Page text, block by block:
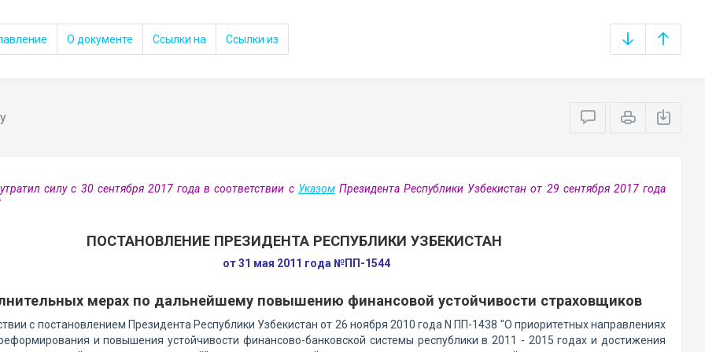
О документе Ссылки на Ссылки из
силу с 30 сентября 2017 года в соответствии с УказомПрезидента Республики Узбекистан от 29 сентября 2017 года
ПОСТАНОВЛЕНИЕ ПРЕЗИДЕНТА РЕСПУБЛИКИ УЗБЕКИСТАН
от 31 мая 2011 года №ПП-1544
мерах по дальнейшему повышению финансовой устойчивости страховщиков
с постановлением Президента Республики Узбекистан от 26 ноября 2010 года N ПП-1438 "О приоритетных направлениях
и повышения устойчивости финансово-банковской системы республики в 2011 - 2015 годах и достижения